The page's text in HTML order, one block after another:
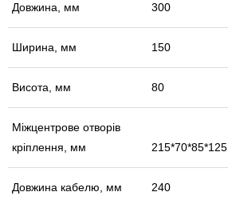
Довжина, мм 300
Ширина, мм 150
Висота, мм 80
Міжцентрове отворів
кріплення, мм
215*70*85*125
Довжина кабелю, мм 240